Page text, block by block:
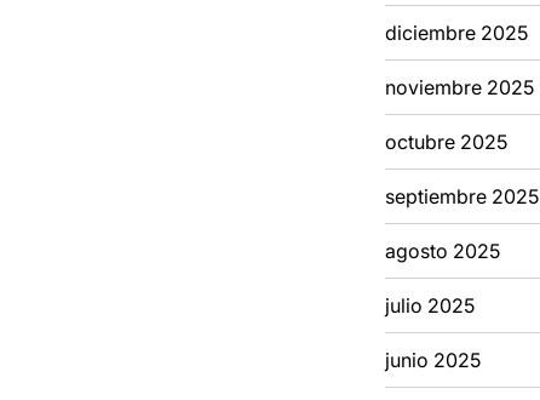
diciembre 2025
noviembre 2025
octubre 2025
septiembre 2025
agosto 2025
julio 2025
junio 2025